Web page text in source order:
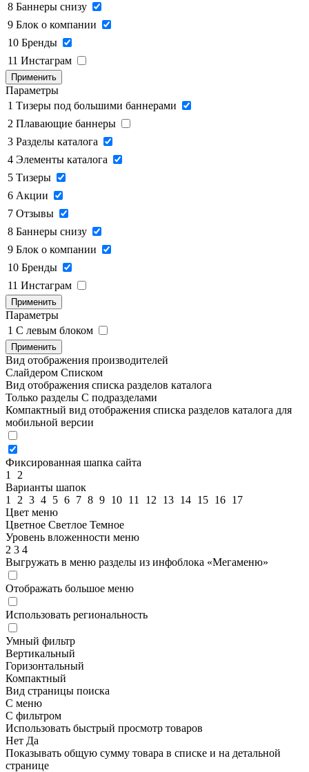
8 Баннеры снизу
9 Блок о компании
10 Бренды
11 Инстаграм
Применить
Параметры
1 Тизеры под большими баннерами
2 Плавающие баннеры
3 Разделы каталога
4 Элементы каталога
5 Тизеры
6 Акции
7 Отзывы
8 Баннеры снизу
9 Блок о компании
10 Бренды
11 Инстаграм
Применить
Параметры
1 C левым блоком
Применить
Вид отображения производителей
Слайдером Списком
Вид отображения списка разделов каталога
Только разделы С подразделами
Компактный вид отображения списка разделов каталога для
мобильной версии
Фиксированная шапка сайта
1
2
Варианты шапок
1
2 3 4 5 6 7 8 9 10 11 12 13 14 15 16 17
Цвет меню
Цветное Светлое Темное
Уровень вложенности меню
2 3 4
Выгружать в меню разделы из инфоблока «Мегаменю»
Отображать большое меню
Использовать региональность
Умный фильтр
Вертикальный
Горизонтальный
Компактный
Вид страницы поиска
С меню
С фильтром
Использовать быстрый просмотр товаров
Нет Да
Показывать общую сумму товара в списке и на детальной
странице